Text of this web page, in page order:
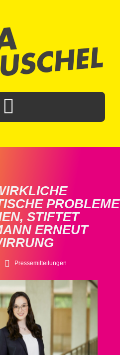
PROBLEME
STIFTET
ERNEUT
Pressemitteilungen